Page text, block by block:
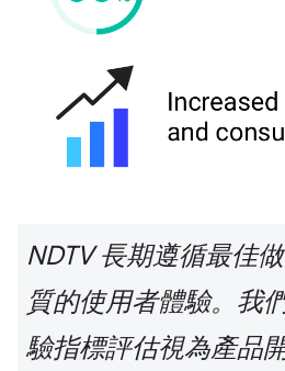
NDTV 長期遵循最佳
質的使用者體驗。我
驗指標評估視為產品